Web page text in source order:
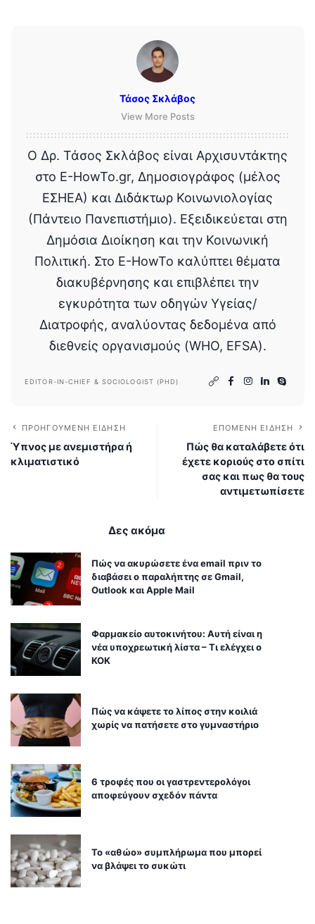
Τάσος Σκλάβος
View More Posts
Ο Δρ. Τάσος Σκλάβος είναι Αρχισυντάκτης
στο E-HowTo.gr, Δημοσιογράφος (μέλος
ΕΣΗΕΑ) και Διδάκτωρ Κοινωνιολογίας
(Πάντειο Πανεπιστήμιο). Εξειδικεύεται στη
Δημόσια Διοίκηση και την Κοινωνική
Πολιτική. Στο E-HowTo καλύπτει θέματα
διακυβέρνησης και επιβλέπει την
εγκυρότητα των οδηγών Υγείας/
Διατροφής, αναλύοντας δεδομένα από
διεθνείς οργανισμούς (WHO, EFSA).
EDITOR-IN-CHIEF & SOCIOLOGIST (PHD)
ΠΡΟΗΓΟΎΜΕΝΗ ΕΊΔΗΣΗ
Ύπνος με ανεμιστήρα ή
κλιματιστικό
ΕΠΌΜΕΝΗ ΕΊΔΗΣΗ
Πώς θα καταλάβετε ότι
έχετε κοριούς στο σπίτι
σας και πως θα τους
αντιμετωπίσετε
Δες ακόμα
Πώς να ακυρώσετε ένα email πριν το
διαβάσει ο παραλήπτης σε Gmail,
Outlook και Apple Mail
Φαρμακείο αυτοκινήτου: Αυτή είναι η
νέα υποχρεωτική λίστα – Τι ελέγχει ο
ΚΟΚ
Πώς να κάψετε το λίπος στην κοιλιά
χωρίς να πατήσετε στο γυμναστήριο
6 τροφές που οι γαστρεντερολόγοι
αποφεύγουν σχεδόν πάντα
Το «αθώο» συμπλήρωμα που μπορεί
να βλάψει το συκώτι